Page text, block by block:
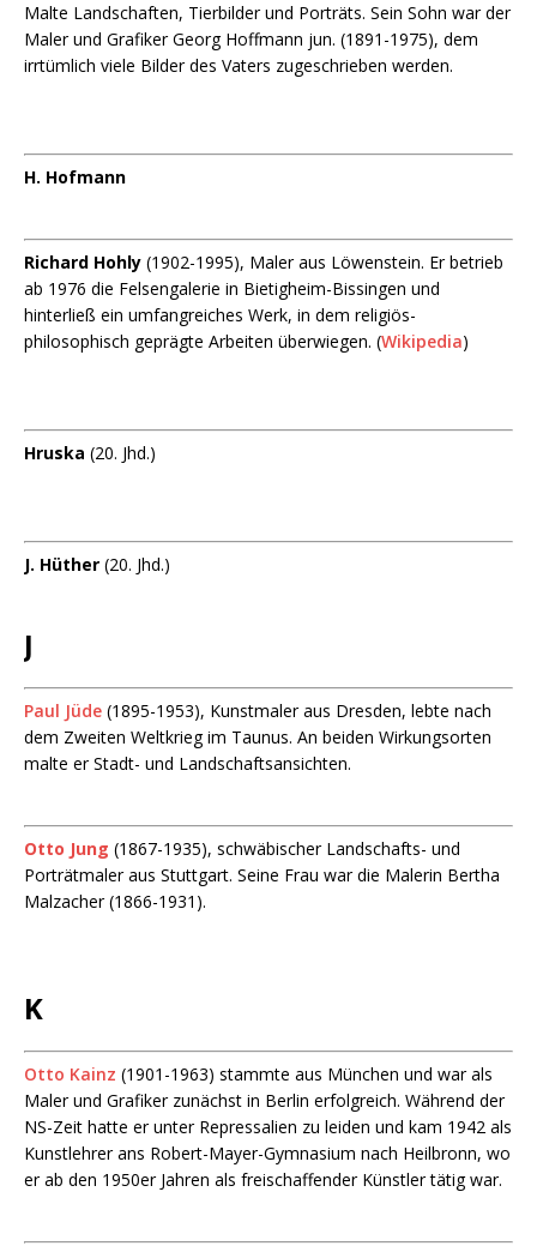
Malte Landschaften, Tierbilder und Porträts. Sein Sohn war der
Maler und Grafiker Georg Hoffmann jun. (1891-1975), dem
irrtümlich viele Bilder des Vaters zugeschrieben werden.
H. Hofmann
Richard Hohly (1902-1995), Maler aus Löwenstein. Er betrieb
ab 1976 die Felsengalerie in Bietigheim-Bissingen und
hinterließ ein umfangreiches Werk, in dem religiös-
philosophisch geprägte Arbeiten überwiegen. (Wikipedia)
Hruska (20. Jhd.)
J. Hüther (20. Jhd.)
J
Paul Jüde (1895-1953), Kunstmaler aus Dresden, lebte nach
dem Zweiten Weltkrieg im Taunus. An beiden Wirkungsorten
malte er Stadt- und Landschaftsansichten.
Otto Jung (1867-1935), schwäbischer Landschafts- und
Porträtmaler aus Stuttgart. Seine Frau war die Malerin Bertha
Malzacher (1866-1931).
K
Otto Kainz (1901-1963) stammte aus München und war als
Maler und Grafiker zunächst in Berlin erfolgreich. Während der
NS-Zeit hatte er unter Repressalien zu leiden und kam 1942 als
Kunstlehrer ans Robert-Mayer-Gymnasium nach Heilbronn, wo
er ab den 1950er Jahren als freischaffender Künstler tätig war.